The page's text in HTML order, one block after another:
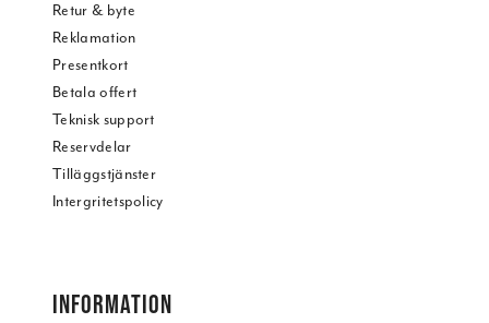
Retur & byte
Reklamation
Presentkort
Betala offert
Teknisk support
Reservdelar
Tilläggstjänster
Intergritetspolicy
INFORMATION